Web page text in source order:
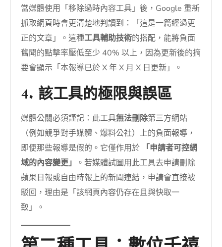
當媒體使用「移除過時內容工具」後，Google 重新
抓取網頁時會更清楚地判讀到：「這是一篇經過更
正的文章」。這種工具輔助技術的搭配，能將負面
舊聞的點擊率壓低至少 40% 以上，因為更新後的摘
要會顯示「本報導已於 X 年 X 月 X 日更新」。
4. 該工具的極限與誤區
媒體公關必須謹記：此工具無法刪除第三方網站
（例如競爭對手媒體、爆料公社）上的負面報導，
即便那些報導是假的。它僅作用於
「申請者可控網
域的內容變更」
。若媒體試圖用此工具去申請刪除
蘋果日報或自由時報上的新聞連結，申請會直接被
駁回，理由是「該網頁內容仍存在且與快取一
致」。